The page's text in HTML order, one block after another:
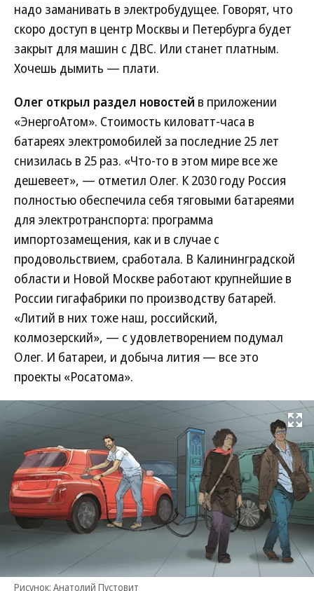
надо заманивать в электробудущее. Говорят, что
скоро доступ в центр Москвы и Петербурга будет
закрыт для машин с ДВС. Или станет платным.
Хочешь дымить — плати.
Олег открыл раздел новостей в приложении
«ЭнергоАтом». Стоимость киловатт-часа в
батареях электромобилей за последние 25 лет
снизилась в 25 раз. «Что-то в этом мире все же
дешевеет», — отметил Олег. К 2030 году Россия
полностью обеспечила себя тяговыми батареями
для электротранспорта: программа
импортозамещения, как и в случае с
продовольствием, сработала. В Калининградской
области и Новой Москве работают крупнейшие в
России гигафабрики по производству батарей.
«Литий в них тоже наш, российский,
колмозерский», — с удовлетворением подумал
Олег. И батареи, и добыча лития — все это
проекты «Росатома».
Развернуть
Рисунок: Анатолий Пустовит